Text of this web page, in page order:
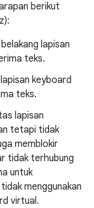
berikut
lapisan
teks.
keyboard
teks.
lapisan
tetapi tidak
memblokir
tidak terhubung
untuk
menggunakan
virtual.